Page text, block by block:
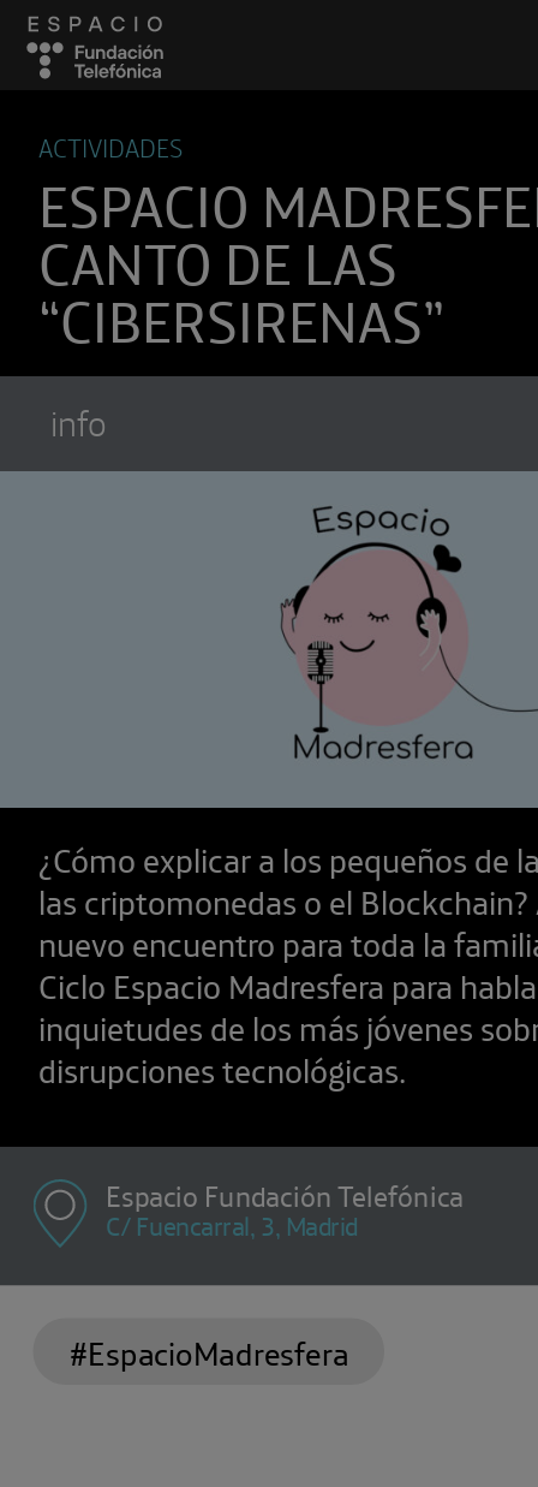
ACTIVIDADES
ESPACIO
CANTO DE LAS
“CIBERSIRENAS”
info
¿Cómo explicar a los pequeños de
las criptomonedas o el
nuevo encuentro para toda la
Ciclo Espacio Madresfera para
inquietudes de los más jóvenes
disrupciones tecnológicas.
Espacio Fundación Telefónica
C/ Fuencarral, 3, Madrid
#EspacioMadresfera